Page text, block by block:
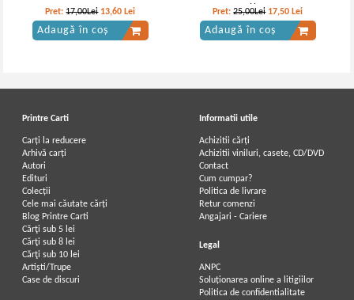
Pret:17,00Lei 13,60 Lei
Adaugă în coș
Nou
Pret:25,00Lei 17,50 Lei
Adaugă în coș
Printre Carti
Carți la reducere
Arhivă carți
Autori
Edituri
Colecții
Cele mai căutate cărți
Blog Printre Carti
Cărţi sub 5 lei
Cărţi sub 8 lei
Cărţi sub 10 lei
Artiști/Trupe
Case de discuri
Informatii utile
Achizitii cărți
Achizitii viniluri, casete, CD/DVD
Contact
Cum cumpar?
Politica de livrare
Retur comenzi
Angajari - Cariere
Legal
ANPC
Soluționarea online a litigiilor
Politica de confidentialitate